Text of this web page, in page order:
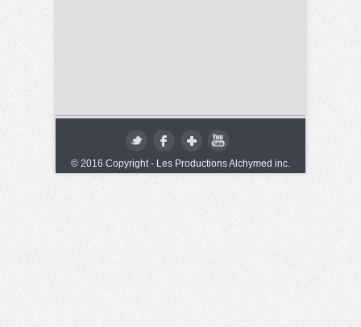
© 2016 Copyright - Les Productions Alchymed inc.